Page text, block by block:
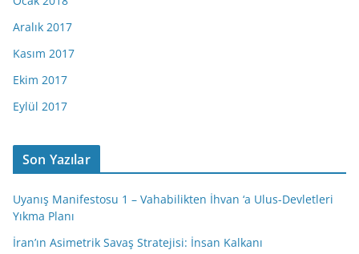
Aralık 2017
Kasım 2017
Ekim 2017
Eylül 2017
Son Yazılar
Uyanış Manifestosu 1 – Vahabilikten İhvan ‘a Ulus-Devletleri
Yıkma Planı
İran’ın Asimetrik Savaş Stratejisi: İnsan Kalkanı